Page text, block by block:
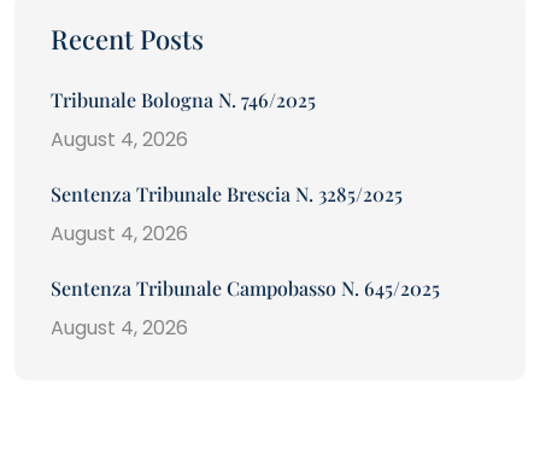
Recent Posts
Tribunale Bologna N. 746/2025
August 4, 2026
Sentenza Tribunale Brescia N. 3285/2025
August 4, 2026
Sentenza Tribunale Campobasso N. 645/2025
August 4, 2026